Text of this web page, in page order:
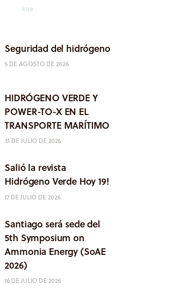
Seguridad del hidrógeno
5 DE AGOSTO DE 2026
HIDRÓGENO VERDE Y
POWER-TO-X EN EL
TRANSPORTE MARÍTIMO
31 DE JULIO DE 2026
Salió la revista
Hidrógeno Verde Hoy 19!
17 DE JULIO DE 2026
Santiago será sede del
5th Symposium on
Ammonia Energy (SoAE
2026)
16 DE JULIO DE 2026